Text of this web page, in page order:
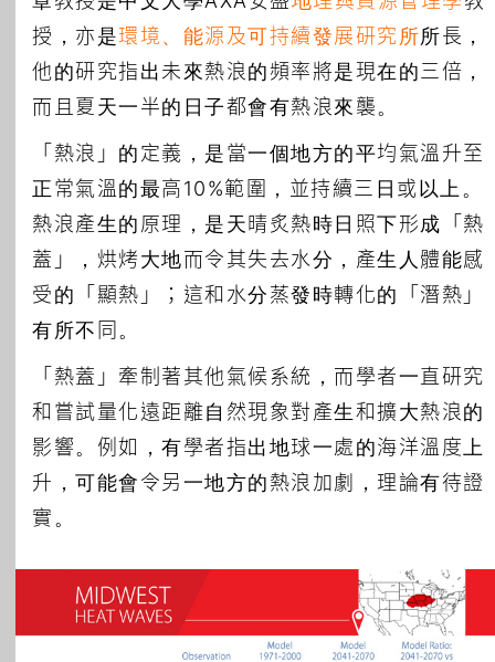
授，亦是環境、能源及可持續發展研究所所長，
他的研究指出未來熱浪的頻率將是現在的三倍，
而且夏天一半的日子都會有熱浪來襲。
「熱浪」的定義，是當一個地方的平均氣溫升至
正常氣溫的最高10%範圍，並持續三日或以上。
熱浪產生的原理，是天晴炙熱時日照下形成「熱
蓋」，烘烤大地而令其失去水分，產生人體能感
受的「顯熱」；這和水分蒸發時轉化的「潛熱」
有所不同。
「熱蓋」牽制著其他氣候系統，而學者一直研究
和嘗試量化遠距離自然現象對產生和擴大熱浪的
影響。例如，有學者指出地球一處的海洋溫度上
升，可能會令另一地方的熱浪加劇，理論有待證
實。